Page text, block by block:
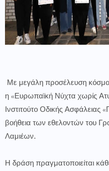
Με μεγάλη προσέλευση
η «Ευρωπαϊκή Νύχτα χωρίς
Ινστιτούτο Οδικής
βοήθεια των εθελοντών του
Λαμιέων.
Η δράση πραγματοποιείται